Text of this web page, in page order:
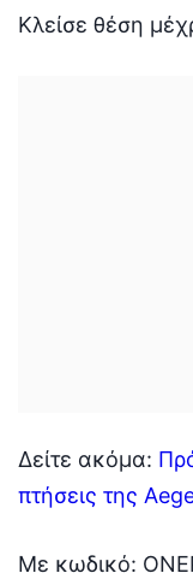
Κλείσε θέση
Δείτε ακόμα:
πτήσεις της
Με κωδικό: